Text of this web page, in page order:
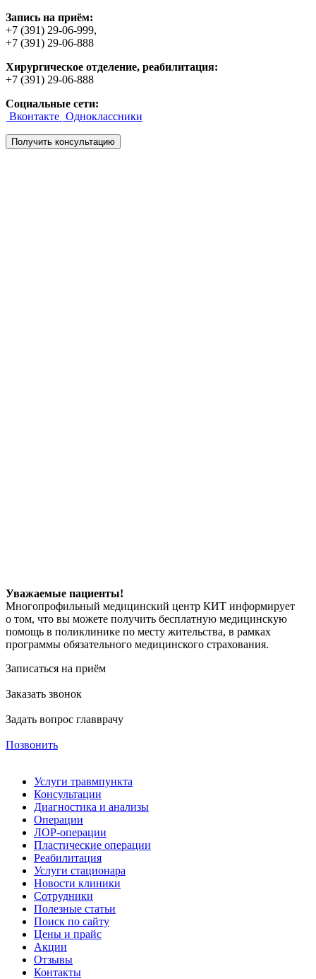
Запись на приём:
+7 (391) 29-06-999,
+7 (391) 29-06-888
Хирургическое отделение, реабилитация:
+7 (391) 29-06-888
Социальные сети:
Вконтакте Одноклассники
Получить консультацию
Уважаемые пациенты!
Многопрофильный медицинский центр КИТ информирует
о том, что вы можете получить бесплатную медицинскую
помощь в поликлинике по месту жительства, в рамках
программы обязательного медицинского страхования.
Записаться на приём
Заказать звонок
Задать вопрос главврачу
Позвонить
Услуги травмпункта
Консультации
Диагностика и анализы
Операции
ЛОР-операции
Пластические операции
Реабилитация
Услуги стационара
Новости клиники
Сотрудники
Полезные статьи
Поиск по сайту
Цены и прайс
Акции
Отзывы
Контакты